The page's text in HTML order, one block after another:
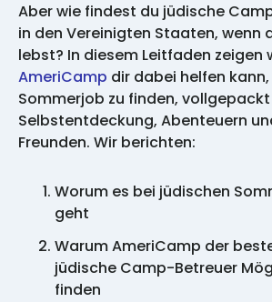
Aber wie findest du jüdische
in den Vereinigten Staaten, wenn
lebst? In diesem Leitfaden zeigen
AmeriCamp dir dabei helfen
Sommerjob zu finden,
Selbstentdeckung, Abenteuern
Freunden. Wir berichten:
Worum es bei jüdischen
geht
Warum AmeriCamp der
jüdische Camp-Betreuer
finden